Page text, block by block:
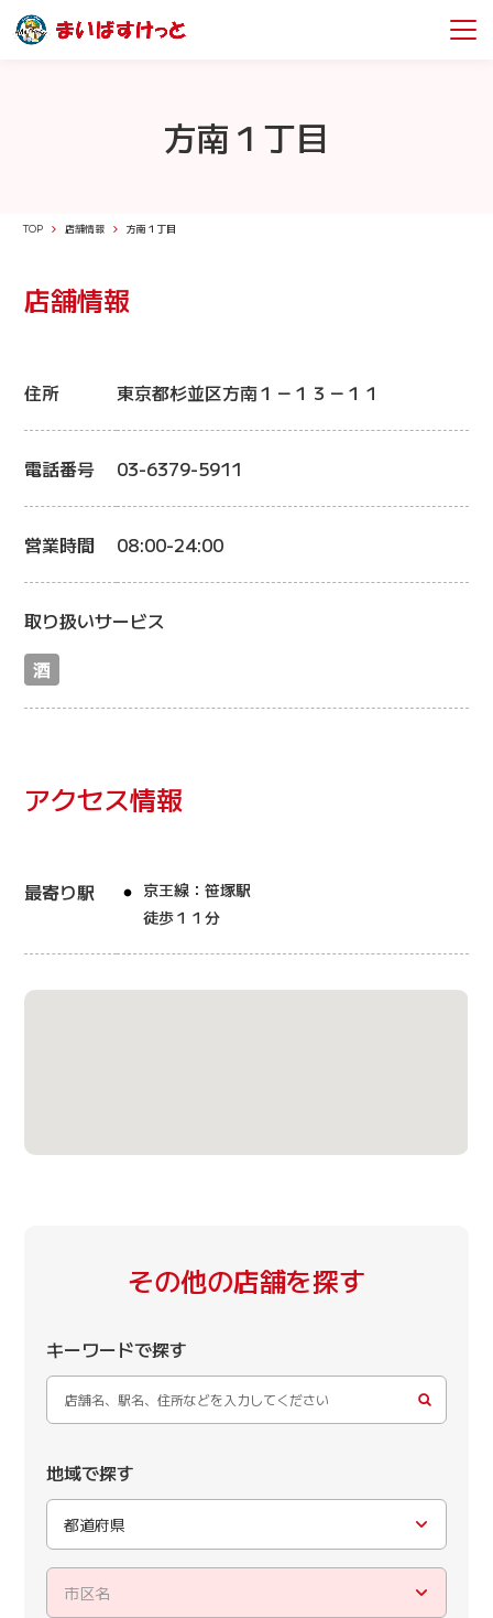
方南１丁目
TOP 店舗情報 方南１丁目
店舗情報
住所 東京都杉並区方南１－１３－１１
電話番号 03-6379-5911
営業時間 08:00-24:00
取り扱いサービス
酒
アクセス情報
最寄り駅
京王線：笹塚駅
徒歩１１分
その他の店舗を探す
キーワードで探す
地域で探す
都道府県
市区名